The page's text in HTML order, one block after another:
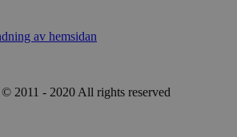
av hemsidan
2011 - 2020 All rights reserved